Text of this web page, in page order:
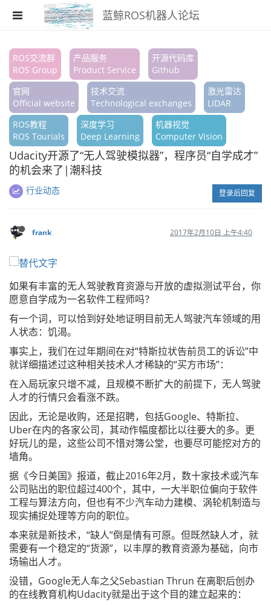
蓝鲸ROS机器人论坛
注册
登录
搜索
版块
话题
热门
ROS交流群
ROS Group
产品服务
Product Service
开源代码库
Github
官网
Official website
技术交流
Technological exchanges
激光雷达
LIDAR
ROS教程
ROS Tourials
深度学习
Deep Learning
机器视觉
Computer Vision
Udacity开源了“无人驾驶模拟器”，程序员“自学成才”
的机会来了|潮科技
行业动态 登录后回复
frank 2017年2月10日 上午4:40
如果有丰富的无人驾驶教育资源与开放的虚拟测试平台，你
愿意自学成为一名软件工程师吗？
有一个词，可以恰到好处地证明目前无人驾驶汽车领域的用
人状态：饥渴。
事实上，我们在过年期间在对“特斯拉状告前员工的诉讼”中
就详细描述过这种相关技术人才稀缺的“买方市场”：
在入局玩家只增不减，且规模不断扩大的前提下，无人驾驶
人才的行情只会看涨不跌。
因此，无论是收购，还是招聘，包括Google、特斯拉、
Uber在内的各家公司，其动作幅度都比以往要大的多。更
好玩儿的是，这些公司不惜对簿公堂，也要尽可能挖对方的
墙角。
据《今日美国》报道，截止2016年2月，数十家技术或汽车
公司贴出的职位超过400个，其中，一大半职位偏向于软件
工程与算法方向，但也有不少汽车动力建模、涡轮机制造与
现实捕捉处理等方向的职位。
本来就是新技术，“缺人”倒是情有可原。但既然缺人才，就
需要有一个稳定的“货源”，以丰厚的教育资源为基础，向市
场输出人才。
没错，Google无人车之父Sebastian Thrun 在离职后创办
的在线教育机构Udacity就是出于这个目的建立起来的：